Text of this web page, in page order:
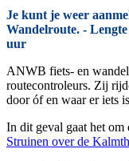
Je kunt je weer
Wandelroute. -
uur
ANWB fiets- en
routecontroleurs. Zij
door óf en waar er iets
In dit geval gaat het om
Struinen over de